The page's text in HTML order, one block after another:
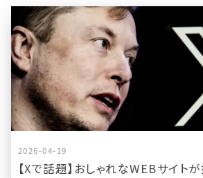
2026-04-19